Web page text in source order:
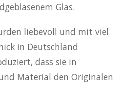
Glas.
liebevoll und mit viel
in Deutschland
dass sie in
Material den Originalen